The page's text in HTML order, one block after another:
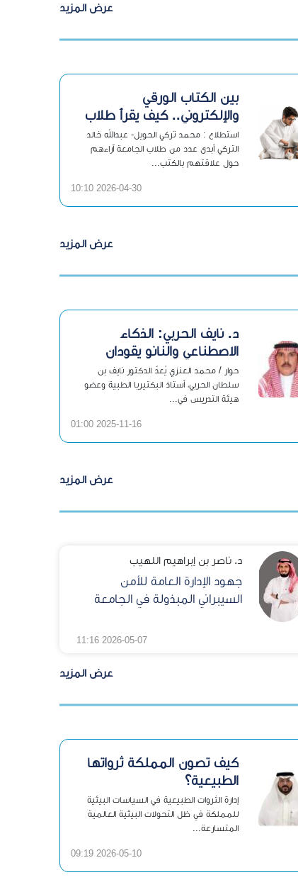
عرض المزيد
بين الكتاب الورقي
والإلكتروني.. كيف يقرأ طلاب
الجامعة اليوم؟
استطلاع : محمد تركي الحويل- عبدالله خالد
التركي أبدى عدد من طلاب الجامعة آراءهم
حول علاقتهم بالكتب...
2026-04-30 10:10
عرض المزيد
د. نايف الحربي: الذكاء
الاصطناعي والنانو يقودان
الجيل الجديد من مضادات
الحياة
حوار / محمد العنزي يُعدّ الدكتور نايف بن
سلطان الحربي، أستاذ البكتيريا الطبية وعضو
هيئة التدريس في...
2025-11-16 01:00
عرض المزيد
د. ناصر بن إبراهيم اللهيب
جهود الإدارة العامة للأمن
السيبراني المبذولة في الجامعة
2026-05-07 11:16
عرض المزيد
كيف تصون المملكة ثرواتها
الطبيعية؟
إدارة الثروات الطبيعية في السياسات البيئية
للمملكة في ظل التحولات البيئية العالمية
المتسارعة...
2026-05-10 09:19